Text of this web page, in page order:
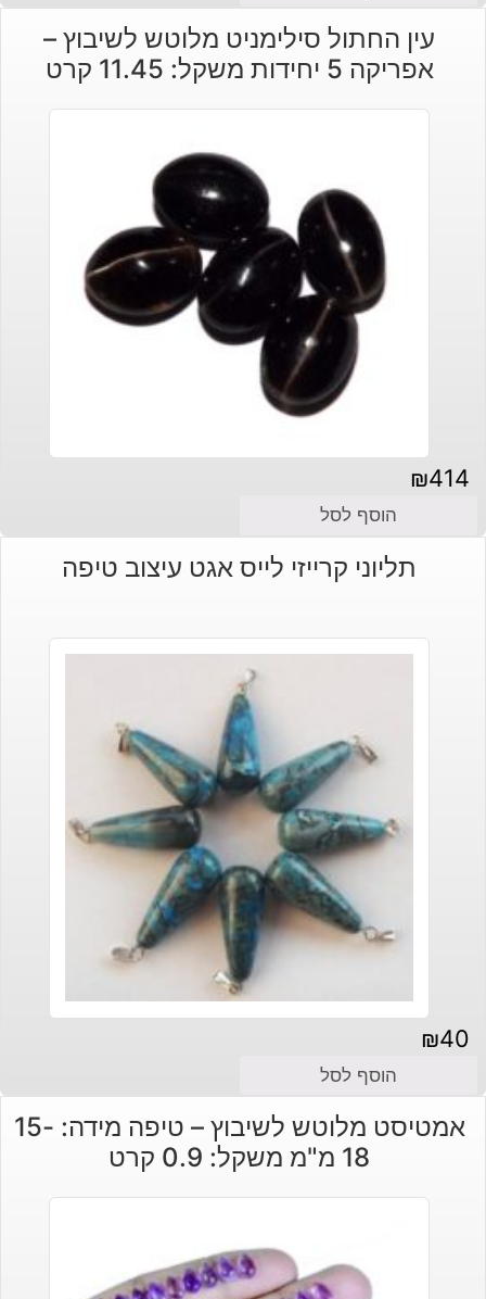
עין החתול סילימניט מלוטש לשיבוץ –
אפריקה 5 יחידות משקל: 11.45 קרט
₪414
הוסף לסל
תליוני קרייזי לייס אגט עיצוב טיפה
₪40
הוסף לסל
אמטיסט מלוטש לשיבוץ – טיפה מידה: 15-
18 מ"מ משקל: 0.9 קרט